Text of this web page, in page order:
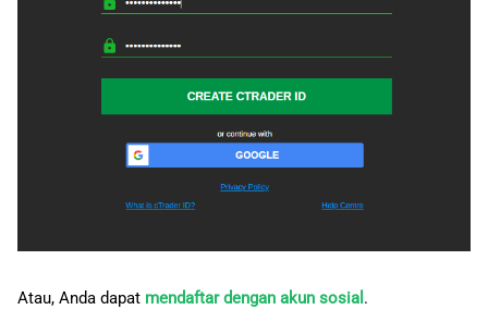
Atau, Anda dapat mendaftar dengan akun sosial .